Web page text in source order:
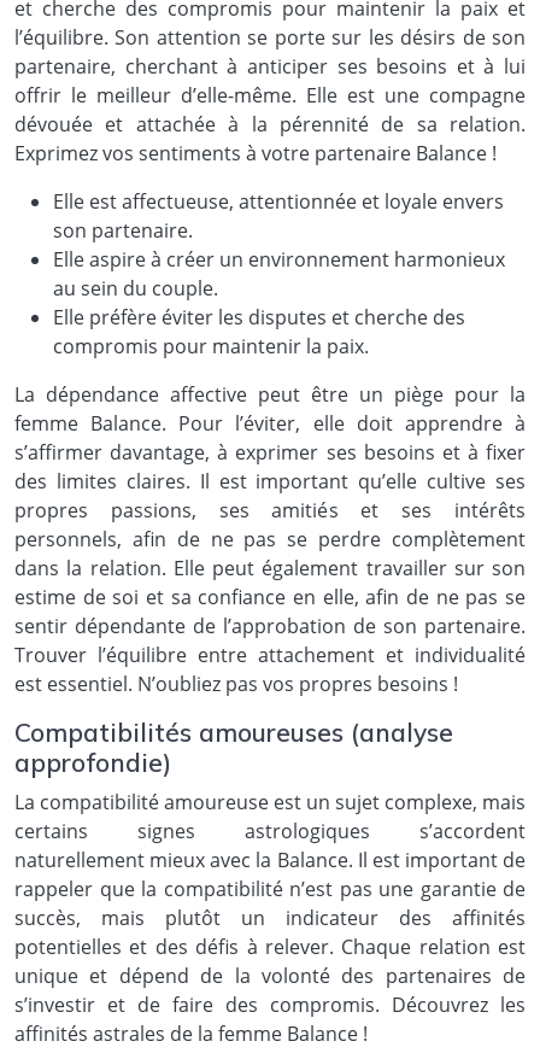
et cherche des compromis pour maintenir la paix et
l’équilibre. Son attention se porte sur les désirs de son
partenaire, cherchant à anticiper ses besoins et à lui
offrir le meilleur d’elle-même. Elle est une compagne
dévouée et attachée à la pérennité de sa relation.
Exprimez vos sentiments à votre partenaire Balance !
Elle est affectueuse, attentionnée et loyale envers
son partenaire.
Elle aspire à créer un environnement harmonieux
au sein du couple.
Elle préfère éviter les disputes et cherche des
compromis pour maintenir la paix.
La dépendance affective peut être un piège pour la
femme Balance. Pour l’éviter, elle doit apprendre à
s’affirmer davantage, à exprimer ses besoins et à fixer
des limites claires. Il est important qu’elle cultive ses
propres passions, ses amitiés et ses intérêts
personnels, afin de ne pas se perdre complètement
dans la relation. Elle peut également travailler sur son
estime de soi et sa confiance en elle, afin de ne pas se
sentir dépendante de l’approbation de son partenaire.
Trouver l’équilibre entre attachement et individualité
est essentiel. N’oubliez pas vos propres besoins !
Compatibilités amoureuses (analyse
approfondie)
La compatibilité amoureuse est un sujet complexe, mais
certains signes astrologiques s’accordent
naturellement mieux avec la Balance. Il est important de
rappeler que la compatibilité n’est pas une garantie de
succès, mais plutôt un indicateur des affinités
potentielles et des défis à relever. Chaque relation est
unique et dépend de la volonté des partenaires de
s’investir et de faire des compromis. Découvrez les
affinités astrales de la femme Balance !